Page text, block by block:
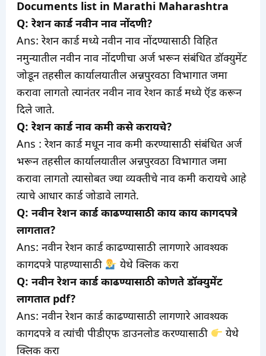
Documents list in Marathi Maharashtra
Q: रेशन कार्ड नवीन नाव नोंदणी?
Ans: रेशन कार्ड मध्ये नवीन नाव नोंदण्यासाठी विहित
नमुन्यातील नवीन नाव नोंदणीचा अर्ज भरून संबंधित डॉक्युमेंट
जोडून तहसील कार्यालयातील अन्नपुरवठा विभागात जमा
करावा लागतो त्यानंतर नवीन नाव रेशन कार्ड मध्ये ऍड करून
दिले जाते.
Q: रेशन कार्ड नाव कमी कसे करायचे?
Ans : रेशन कार्ड मधून नाव कमी करण्यासाठी संबंधित अर्ज
भरून तहसील कार्यालयातील अन्नपुरवठा विभागात जमा
करावा लागतो त्यासोबत ज्या व्यक्तीचे नाव कमी करायचे आहे
त्याचे आधार कार्ड जोडावे लागते.
Q: नवीन रेशन कार्ड काढण्यासाठी काय काय कागदपत्रे
लागतात?
Ans: नवीन रेशन कार्ड काढण्यासाठी लागणारे आवश्यक
कागदपत्रे पाहण्यासाठी
येथे क्लिक करा
Q: नवीन रेशन कार्ड काढण्यासाठी कोणते डॉक्युमेंट
लागतात pdf?
Ans: नवीन रेशन कार्ड काढण्यासाठी लागणारे आवश्यक
कागदपत्रे व त्यांची पीडीएफ डाउनलोड करण्यासाठी
येथे
क्लिक करा